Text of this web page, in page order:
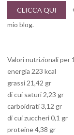
CLICCA QUI
mio blog.
Valori nutrizionali per
energia 223 kcal
grassi 21,42 gr
di cui saturi 2,23 gr
carboidrati 3,12 gr
di cui zuccheri 0,1 gr
proteine 4,38 gr